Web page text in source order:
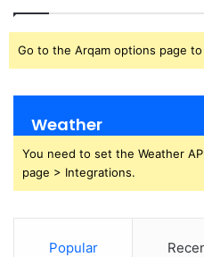
Go to the Arqam options page
Weather
You need to set the Weather
page > Integrations.
Popular